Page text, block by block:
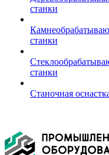
станки
станки
станки
Станочная